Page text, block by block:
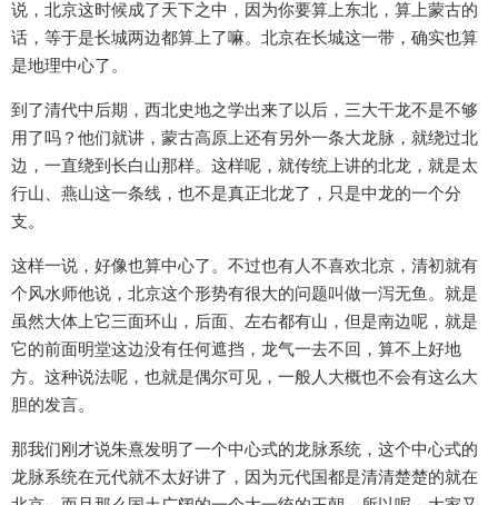
说，北京这时候成了天下之中，因为你要算上东北，算上蒙古的
话，等于是长城两边都算上了嘛。北京在长城这一带，确实也算
是地理中心了。
到了清代中后期，西北史地之学出来了以后，三大干龙不是不够
用了吗？他们就讲，蒙古高原上还有另外一条大龙脉，就绕过北
边，一直绕到长白山那样。这样呢，就传统上讲的北龙，就是太
行山、燕山这一条线，也不是真正北龙了，只是中龙的一个分
支。
这样一说，好像也算中心了。不过也有人不喜欢北京，清初就有
个风水师他说，北京这个形势有很大的问题叫做一泻无鱼。就是
虽然大体上它三面环山，后面、左右都有山，但是南边呢，就是
它的前面明堂这边没有任何遮挡，龙气一去不回，算不上好地
方。这种说法呢，也就是偶尔可见，一般人大概也不会有这么大
胆的发言。
那我们刚才说朱熹发明了一个中心式的龙脉系统，这个中心式的
龙脉系统在元代就不太好讲了，因为元代国都是清清楚楚的就在